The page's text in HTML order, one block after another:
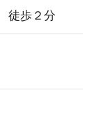
徒歩２分